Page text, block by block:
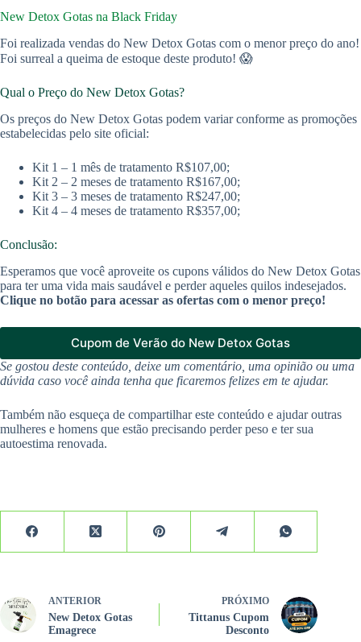
New Detox Gotas na Black Friday
Foi realizada vendas do New Detox Gotas com o menor preço do ano!
Foi surreal a queima de estoque deste produto! 😱
Qual o Preço do New Detox Gotas?
Os preços do New Detox Gotas podem variar conforme as promoções
estabelecidas pelo site oficial:
Kit 1 – 1 mês de tratamento R$107,00;
Kit 2 – 2 meses de tratamento R$167,00;
Kit 3 – 3 meses de tratamento R$247,00;
Kit 4 – 4 meses de tratamento R$357,00;
Conclusão:
Esperamos que você aproveite os cupons válidos do New Detox Gotas
para ter uma vida mais saudável e perder aqueles quilos indesejados.
Clique no botão para acessar as ofertas com o menor preço!
Cupom de Verão do New Detox Gotas
Se gostou deste conteúdo, deixe um comentário, uma opinião ou uma
dúvida caso você ainda tenha que ficaremos felizes em te ajudar.
Também não esqueça de compartilhar este conteúdo e ajudar outras
mulheres e homens que estão precisando perder peso e ter sua
autoestima renovada.
ANTERIOR
New Detox Gotas
Emagrece
PRÓXIMO
Tittanus Cupom
Desconto